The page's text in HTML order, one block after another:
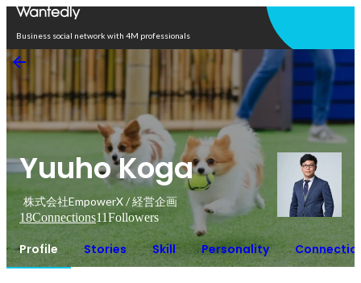
Business social network with 4M professionals
Yuuho Koga
株式会社EmpowerX / 経営企画
18Connections11Followers
Profile Stories Skill Personality